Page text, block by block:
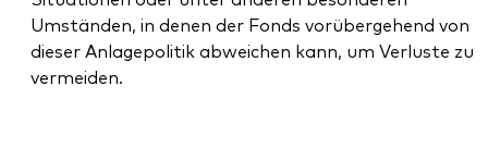
Umständen, in denen der Fonds vorübergehend von
dieser Anlagepolitik abweichen kann, um Verluste zu
vermeiden.